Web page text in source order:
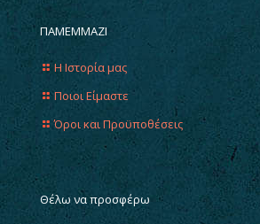
ΠΑΜΕΜΜΑΖΙ
Η Ιστορία μας
Ποιοι Είμαστε
Όροι και Προϋποθέσεις
Θέλω να προσφέρω